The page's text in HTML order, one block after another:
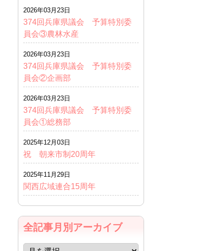
2026年03月23日
374回兵庫県議会 予算特別委
員会③農林水産
2026年03月23日
374回兵庫県議会 予算特別委
員会②企画部
2026年03月23日
374回兵庫県議会 予算特別委
員会①総務部
2025年12月03日
祝 朝来市制20周年
2025年11月29日
関西広域連合15周年
全記事月別アーカイブ